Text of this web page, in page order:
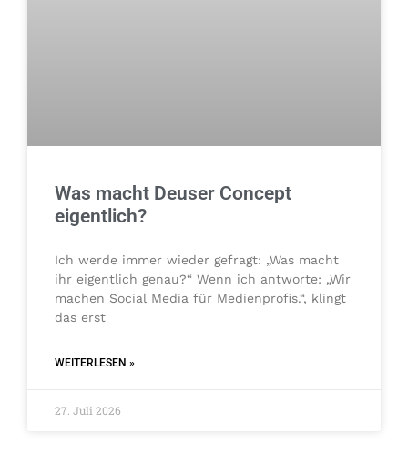
Was macht Deuser Concept
eigentlich?
Ich werde immer wieder gefragt: „Was macht
ihr eigentlich genau?“ Wenn ich antworte: „Wir
machen Social Media für Medienprofis.“, klingt
das erst
WEITERLESEN »
27. Juli 2026